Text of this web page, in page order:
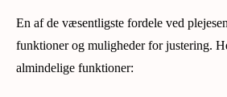
En af de væsentligste fordele ved
funktioner og muligheder for justering.
almindelige funktioner: